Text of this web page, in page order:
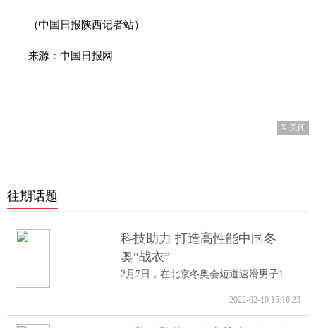
（中国日报陕西记者站）
来源：中国日报网
X 关闭
往期话题
科技助力 打造高性能中国冬
奥“战衣”
2月7日，在北京冬奥会短道速滑男子1000米A...
2022-02-10 15:16:23